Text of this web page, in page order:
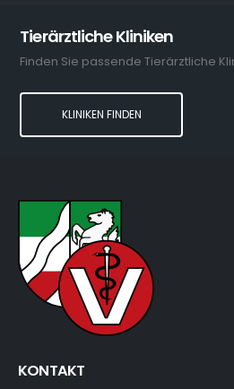
Tierärztliche Kliniken
Finden Sie passende Tierärztliche
KLINIKEN FINDEN
KONTAKT